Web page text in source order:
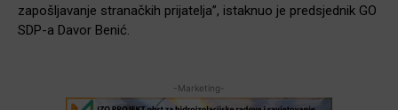
zapošljavanje stranačkih prijatelja”, istaknuo je predsjednik GO
SDP-a Davor Benić.
-Marketing-